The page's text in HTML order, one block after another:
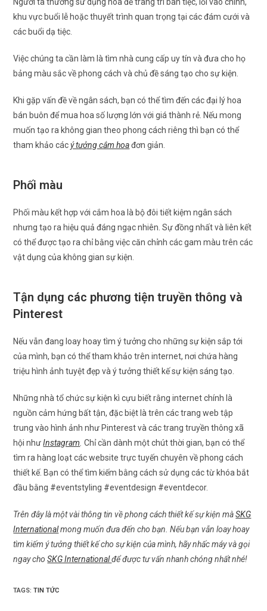
khu vực buổi lễ hoặc thuyết trình quan trọng tại các đám cưới và
các buổi dạ tiệc.
Việc chúng ta cần làm là tìm nhà cung cấp uy tín và đưa cho họ
bảng màu sắc về phong cách và chủ đề sáng tạo cho sự kiện.
Khi gặp vấn đề về ngân sách, bạn có thể tìm đến các đại lý hoa
bán buôn để mua hoa số lượng lớn với giá thành rẻ. Nếu mong
muốn tạo ra không gian theo phong cách riêng thì bạn có thể
tham khảo các ý tưởng cắm hoađơn giản.
Phối màu
Phối màu kết hợp với cắm hoa là bộ đôi tiết kiệm ngân sách
nhưng tạo ra hiệu quả đáng ngạc nhiên. Sự đồng nhất và liên kết
có thể được tạo ra chỉ bằng việc căn chỉnh các gam màu trên các
vật dụng của không gian sự kiện.
Tận dụng các phương tiện truyền thông và
Pinterest
Nếu vẫn đang loay hoay tìm ý tưởng cho những sự kiện sắp tới
của mình, bạn có thể tham khảo trên internet, nơi chứa hàng
triệu hình ảnh tuyệt đẹp và ý tưởng thiết kế sự kiện sáng tạo.
Những nhà tổ chức sự kiện kì cựu biết rằng internet chính là
nguồn cảm hứng bất tận, đặc biệt là trên các trang web tập
trung vào hình ảnh như Pinterest và các trang truyền thông xã
hội nhưInstagram Chỉ cần dành một chút thời gian, bạn có thể
tìm ra hàng loạt các website trực tuyến chuyên về phong cách
thiết kế. Bạn có thể tìm kiếm bằng cách sử dụng các từ khóa bắt
đầu bằng #eventstyling #eventdesign #eventdecor.
Trên đây là một vài thông tin về phong cách thiết kế sự kiện màSKG
Internationalmong muốn đưa đến cho bạn. Nếu bạn vẫn loay hoay
tìm kiếm ý tưởng thiết kế cho sự kiện của mình, hãy nhấc máy và gọi
ngay choSKG Internationalđể được tư vấn nhanh chóng nhất nhé!
TAGS:TIN TỨC